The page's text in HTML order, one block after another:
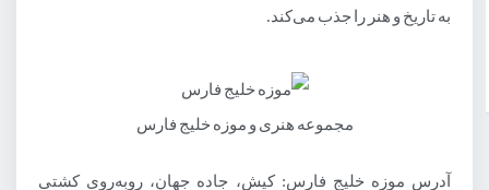
به تاریخ و هنر را جذب می‌کند.
مجموعه هنری و موزه خلیج فارس
آدرس موزه خلیج فارس: کیش، جاده جهان، روبه‌روی کشتی